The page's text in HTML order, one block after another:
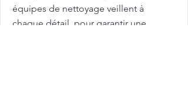
équipes de nettoyage veillent à
chaque détail, pour garantir une